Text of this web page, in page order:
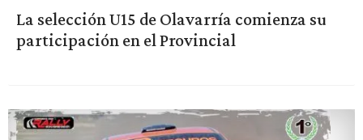
La selección U15 de Olavarría comienza su
participación en el Provincial